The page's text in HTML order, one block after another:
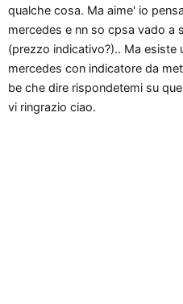
qualche cosa. Ma aime' io
mercedes e nn so cpsa vado a
(prezzo indicativo?).. Ma esiste
mercedes con indicatore da
be che dire rispondetemi su
vi ringrazio ciao.